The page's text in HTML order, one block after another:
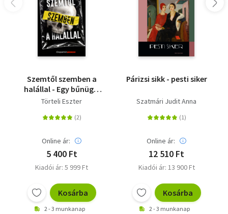
Szemtől szemben a
halállal - Egy bűnügyi
helyszínelő megrázó
Törteli Eszter
Online ár:
5 400 Ft
Kiadói ár: 5 999 Ft
Kosárba
2 - 3 munkanap
Párizsi sikk - pesti siker
Szatmári Judit Anna
Online ár:
12 510 Ft
Kiadói ár: 13 900 Ft
Kosárba
2 - 3 munkanap